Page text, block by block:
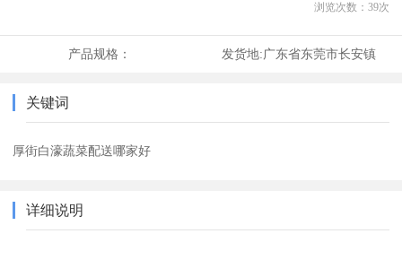
浏览次数： 39次
产品规格： 发货地:广东省东莞市长安镇
关键词
厚街白濠蔬菜配送哪家好
详细说明